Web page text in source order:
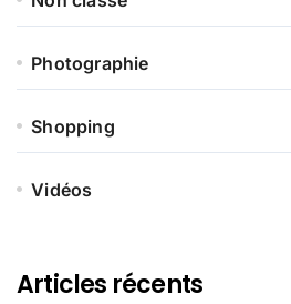
Photographie
Shopping
Vidéos
Articles récents